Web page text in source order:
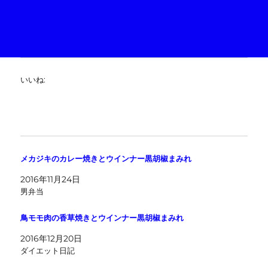
いいね:
メカジキのカレー焼きとウインナー黒胡椒まみれ
2016年11月24日
男弁当
鳥モモ肉の香草焼きとウインナー黒胡椒まみれ
2016年12月20日
ダイエット日記